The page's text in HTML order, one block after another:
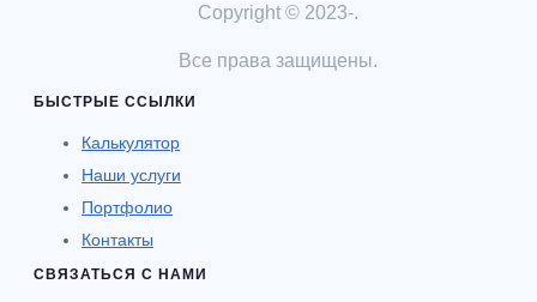
Copyright © 2023-.
Все права защищены.
БЫСТРЫЕ ССЫЛКИ
Калькулятор
Наши услуги
Портфолио
Контакты
СВЯЗАТЬСЯ С НАМИ